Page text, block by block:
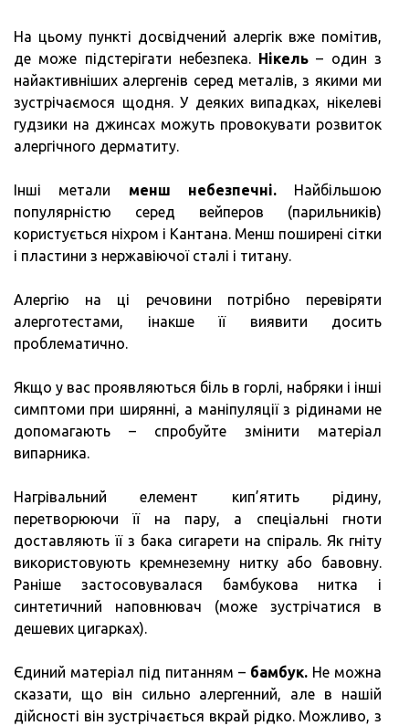
На цьому пункті досвідчений алергік вже помітив,
де може підстерігати небезпека.
Нікель – один з
найактивніших алергенів серед металів, з якими ми
зустрічаємося щодня. У деяких випадках, нікелеві
гудзики на джинсах можуть провокувати розвиток
алергічного дерматиту.
Інші метали менш небезпечні.Найбільшою
популярністю серед вейперов (парильників)
користується ніхром і Кантана. Менш поширені сітки
і пластини з нержавіючої сталі і титану.
Алергію на ці речовини потрібно перевіряти
алерготестами, інакше її виявити досить
проблематично.
Якщо у вас проявляються біль в горлі, набряки і інші
симптоми при ширянні, а маніпуляції з рідинами не
допомагають – спробуйте змінити матеріал
випарника.
Нагрівальний елемент кип’ятить рідину,
перетворюючи її на пару, а спеціальні гноти
доставляють її з бака сигарети на спіраль. Як гніту
використовують кремнеземну нитку або бавовну.
Раніше застосовувалася бамбукова нитка і
синтетичний наповнювач (може зустрічатися в
дешевих цигарках).
Єдиний матеріал під питанням – бамбук. Не можна
сказати, що він сильно алергенний, але в нашій
дійсності він зустрічається вкрай рідко. Можливо, з